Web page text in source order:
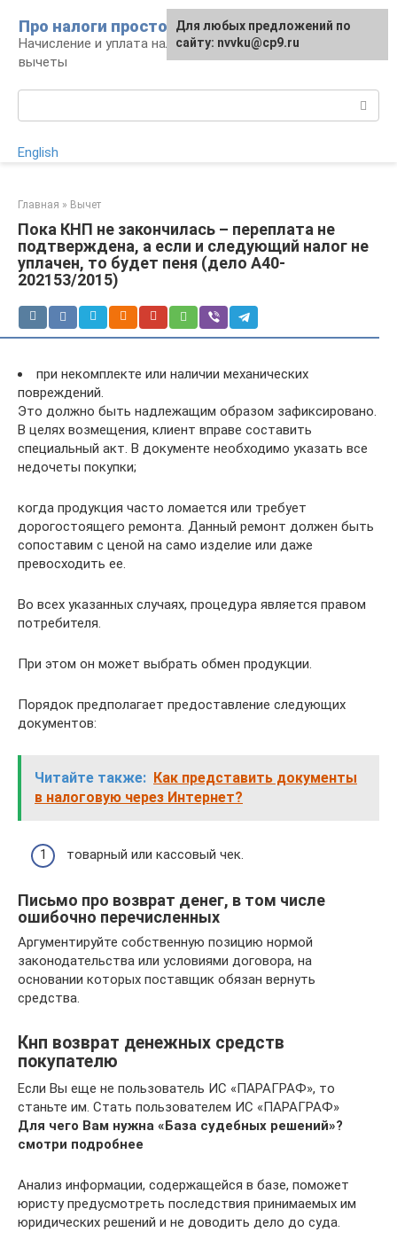
контенту
Про налоги просто
Начисление и уплата налогов, налоговые
вычеты
English
Главная » Вычет
Пока КНП не закончилась – переплата не
подтверждена, а если и следующий налог не
уплачен, то будет пеня (дело А40-
202153/2015)
при некомплекте или наличии механических
повреждений.
Это должно быть надлежащим образом зафиксировано.
В целях возмещения, клиент вправе составить
специальный акт. В документе необходимо указать все
недочеты покупки;
когда продукция часто ломается или требует
дорогостоящего ремонта. Данный ремонт должен быть
сопоставим с ценой на само изделие или даже
превосходить ее.
Во всех указанных случаях, процедура является правом
потребителя.
При этом он может выбрать обмен продукции.
Порядок предполагает предоставление следующих
документов:
Читайте также: Как представить документы
в налоговую через Интернет?
товарный или кассовый чек.
Письмо про возврат денег, в том числе
ошибочно перечисленных
Аргументируйте собственную позицию нормой
законодательства или условиями договора, на
основании которых поставщик обязан вернуть
средства.
Кнп возврат денежных средств
покупателю
Если Вы еще не пользователь ИС «ПАРАГРАФ», то
станьте им. Стать пользователем ИС «ПАРАГРАФ»
Для чего Вам нужна «База судебных решений»?
смотри подробнее
Анализ информации, содержащейся в базе, поможет
юристу предусмотреть последствия принимаемых им
юридических решений и не доводить дело до суда.
Для любых предложений по
сайту: nvvku@cp9.ru